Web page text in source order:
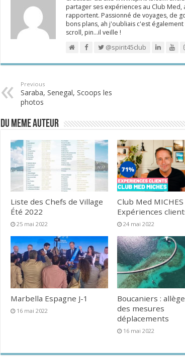
partager ses expériences au Club
rapportent. Passionné de voyages, de
bons plans, ah j'oubliais c'est
scroll, pin…il veille !
@spirit45club
Previous
Saraba, Senegal, Scoops les
photos
DU MEME AUTEUR
Liste des Chefs de Village
Été 2022
25 mai 2022
Club Med MICHES
Expériences
24 mai 2022
Marbella Espagne J-1
16 mai 2022
Boucaniers :
des mesures
déplacements
16 mai 2022